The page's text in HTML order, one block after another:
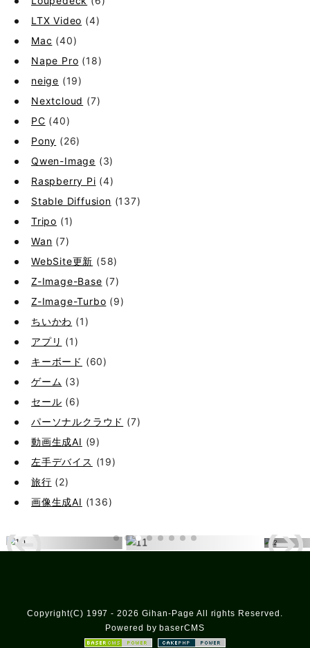
LTX Video (4)
Mac (40)
Nape Pro (18)
neige (19)
Nextcloud (7)
PC (40)
Pony (26)
Qwen-Image (3)
Raspberry Pi (4)
Stable Diffusion (137)
Tripo (1)
Wan (7)
WebSite更新 (58)
Z-Image-Base (7)
Z-Image-Turbo (9)
ちいかわ (1)
アプリ (1)
キーボード (60)
ゲーム (3)
セール (6)
パーソナルクラウド (7)
動画生成AI (9)
左手デバイス (19)
旅行 (2)
画像生成AI (136)
Copyright(C) 1997 - 2026 Gihan-Page All rights Reserved.
Powered by baserCMS